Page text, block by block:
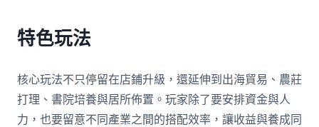
特色玩法
核心玩法不只停留在店鋪升級，還延伸到出海貿易、農莊
打理、書院培養與居所佈置。玩家除了要安排資金與人
力，也要留意不同產業之間的搭配效率，讓收益與養成同